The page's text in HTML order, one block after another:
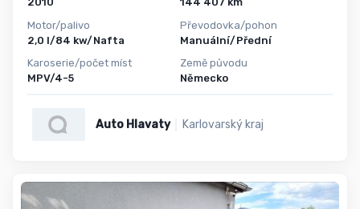
Motor/palivo
2,0 l/84 kw/Nafta
Karoserie/počet míst
MPV/4-5
Převodovka/pohon
Manuální/Přední
Země původu
Německo
Auto Hlavaty Karlovarský kraj